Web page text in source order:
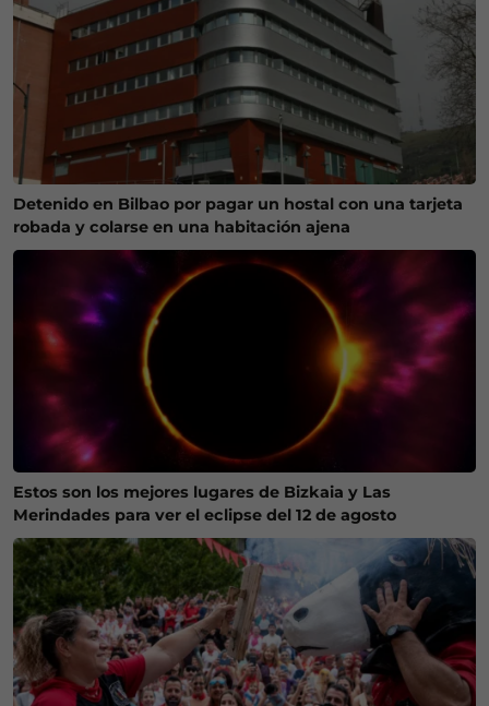
Detenido en Bilbao por pagar un hostal con una tarjeta
robada y colarse en una habitación ajena
Estos son los mejores lugares de Bizkaia y Las
Merindades para ver el eclipse del 12 de agosto